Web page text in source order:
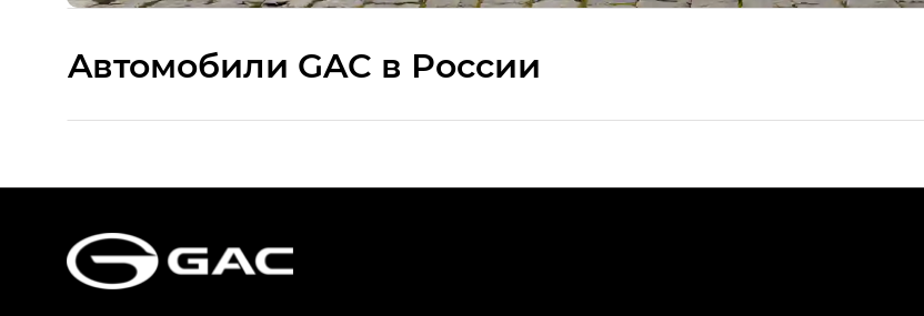
Aвтомобили GAC в России
HYPTEC HT — Хайптек Эйч Ти (HYPTEC HT) в комплектации Экс ПРЕМИУМ — EX PREMIUM